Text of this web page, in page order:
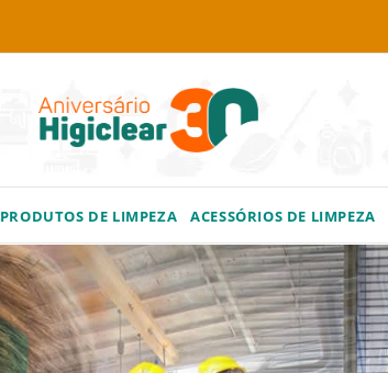
PRODUTOS DE LIMPEZA ACESSÓRIOS DE LIMPEZA